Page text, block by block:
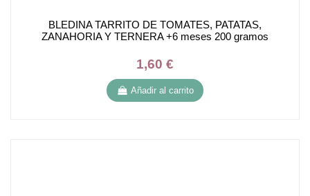
BLEDINA TARRITO DE TOMATES, PATATAS,
ZANAHORIA Y TERNERA +6 meses 200 gramos
1,60 €
Añadir al carrito